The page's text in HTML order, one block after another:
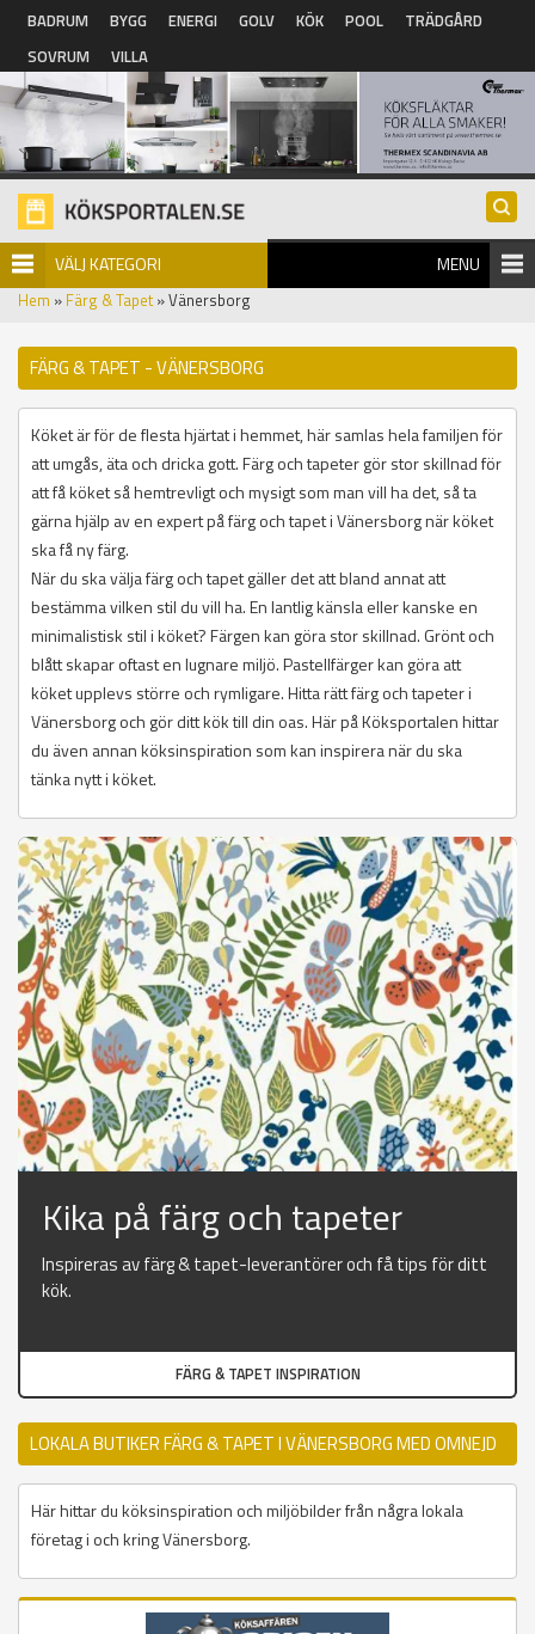
Hoppa till huvudinnehåll
BADRUM BYGG ENERGI GOLV KÖK POOL
TRÄDGÅRD
SOVRUM
VILLA
VÄLJ KATEGORI MENU
Hem » Färg & Tapet» Vänersborg
FÄRG & TAPET - VÄNERSBORG
Köket är för de flesta hjärtat i hemmet, här samlas hela familjen för
att umgås, äta och dricka gott. Färg och tapeter gör stor skillnad för
att få köket så hemtrevligt och mysigt som man vill ha det, så ta
gärna hjälp av en expert på färg och tapet i Vänersborg när köket
ska få ny färg.
När du ska välja färg och tapet gäller det att bland annat att
bestämma vilken stil du vill ha. En lantlig känsla eller kanske en
minimalistisk stil i köket? Färgen kan göra stor skillnad. Grönt och
blått skapar oftast en lugnare miljö. Pastellfärger kan göra att
köket upplevs större och rymligare. Hitta rätt färg och tapeter i
Vänersborg och gör ditt kök till din oas. Här på Köksportalen hittar
du även annan köksinspiration som kan inspirera när du ska
tänka nytt i köket.
Kika på färg och tapeter
Inspireras av färg & tapet-leverantörer och få tips för ditt
kök.
FÄRG & TAPET INSPIRATION
LOKALA BUTIKER FÄRG & TAPET I VÄNERSBORG MED OMNEJD
Här hittar du köksinspiration och miljöbilder från några lokala
företag i och kring Vänersborg.